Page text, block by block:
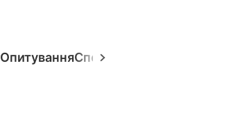
ОпитуванняСпецпроєкти